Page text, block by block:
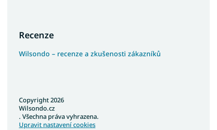
Recenze
Wilsondo – recenze a zkušenosti zákazníků
Copyright 2026
Wilsondo.cz
. Všechna práva vyhrazena.
Upravit nastavení cookies